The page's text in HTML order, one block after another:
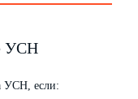
УСН
УСН, если: